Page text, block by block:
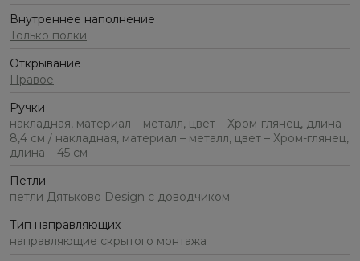
Внутреннее наполнение
Только полки
Открывание
Правое
Ручки
накладная, материал – металл, цвет – Хром-глянец, длина –
8,4 см / накладная, материал – металл, цвет – Хром-глянец,
длина – 45 см
Петли
петли Дятьково Design с доводчиком
Тип направляющих
направляющие скрытого монтажа